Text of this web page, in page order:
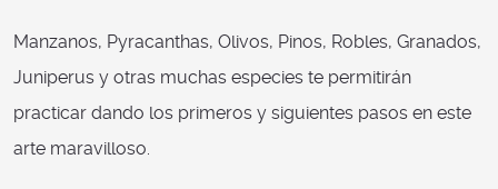
Manzanos, Pyracanthas, Olivos, Pinos, Robles, Granados,
Juniperus y otras muchas especies te permitirán
practicar dando los primeros y siguientes pasos en este
arte maravilloso.